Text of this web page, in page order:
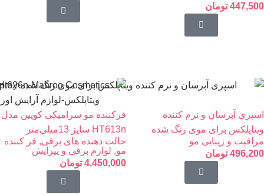
447,500 تومان
اسپری آبرسان و نرم کننده
ویتاپلکس برای موی رنگ شده
مراقبت و زیبایی مو
496,200 تومان
فرکننده مو سرامیکی کویین مدل
HT613n سایز 13میلی‌متر
حالت دهنده های برقی, فر کننده
مو, لوازم برقی و پیرایش
4,450,000 تومان